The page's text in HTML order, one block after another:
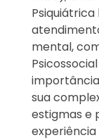
mental,
sua
estigmas e
experiência